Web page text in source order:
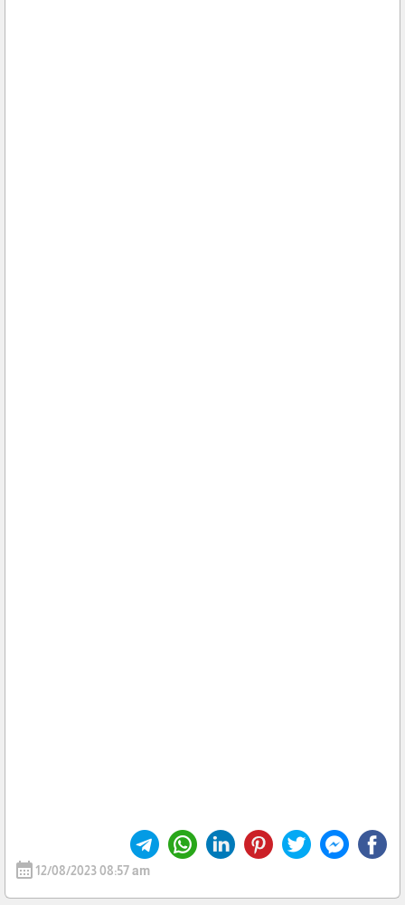
calendar_month 12/08/2023 08:57 am